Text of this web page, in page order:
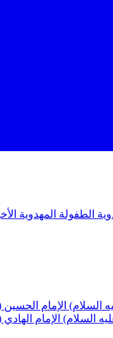
الطفولة المهدوية
السلام) الإمام
السلام) الإمام